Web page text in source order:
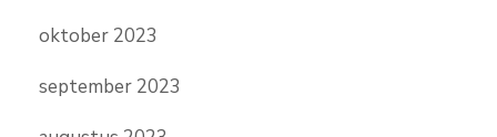
oktober 2023
september 2023